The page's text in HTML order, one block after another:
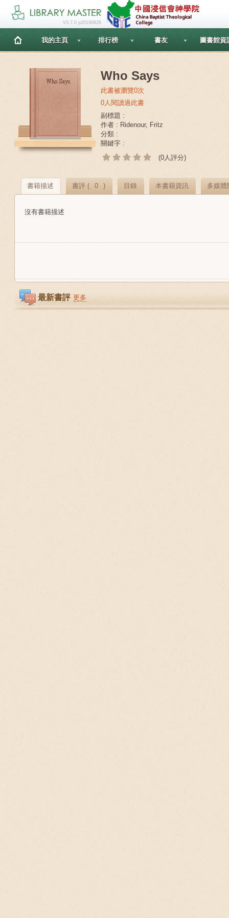
V3.7.0 p20190826
我的主頁 排行榜 書友 圖書館資
Who Says
此書被瀏覽0次
0人閱讀過此書
副標題 :
作者 : Ridenour, Fritz
分類 :
關鍵字 :
(0人評分)
書籍描述 書評 ( 0 ) 目錄 本書籍資訊 多媒體
沒有書籍描述
最新書評 更多